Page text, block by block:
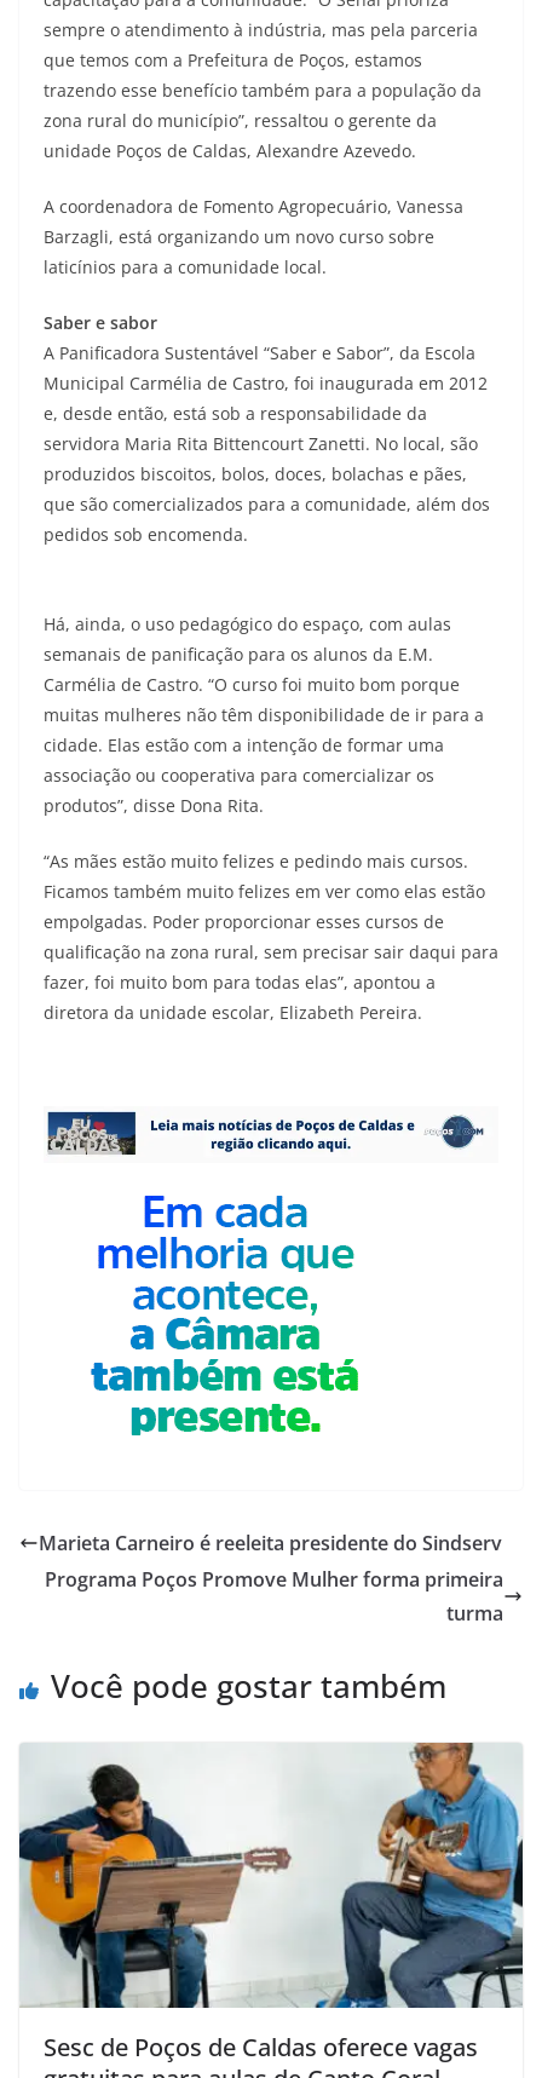
sempre o atendimento à indústria, mas pela parceria
que temos com a Prefeitura de Poços, estamos
trazendo esse benefício também para a população da
zona rural do município”, ressaltou o gerente da
unidade Poços de Caldas, Alexandre Azevedo.
A coordenadora de Fomento Agropecuário, Vanessa
Barzagli, está organizando um novo curso sobre
laticínios para a comunidade local.
Saber e sabor
A Panificadora Sustentável “Saber e Sabor”, da Escola
Municipal Carmélia de Castro, foi inaugurada em 2012
e, desde então, está sob a responsabilidade da
servidora Maria Rita Bittencourt Zanetti. No local, são
produzidos biscoitos, bolos, doces, bolachas e pães,
que são comercializados para a comunidade, além dos
pedidos sob encomenda.
Há, ainda, o uso pedagógico do espaço, com aulas
semanais de panificação para os alunos da E.M.
Carmélia de Castro. “O curso foi muito bom porque
muitas mulheres não têm disponibilidade de ir para a
cidade. Elas estão com a intenção de formar uma
associação ou cooperativa para comercializar os
produtos”, disse Dona Rita.
“As mães estão muito felizes e pedindo mais cursos.
Ficamos também muito felizes em ver como elas estão
empolgadas. Poder proporcionar esses cursos de
qualificação na zona rural, sem precisar sair daqui para
fazer, foi muito bom para todas elas”, apontou a
diretora da unidade escolar, Elizabeth Pereira.
Marieta Carneiro é reeleita presidente do Sindserv
Programa Poços Promove Mulher forma primeira
turma
Você pode gostar também
Sesc de Poços de Caldas oferece vagas